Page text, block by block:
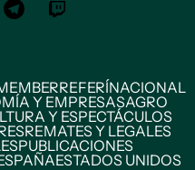
REFERÍNACIONAL
Y EMPRESASAGRO
Y ESPECTÁCULOS
REMATES Y LEGALES
PUBLICACIONES
ESTADOS UNIDOS